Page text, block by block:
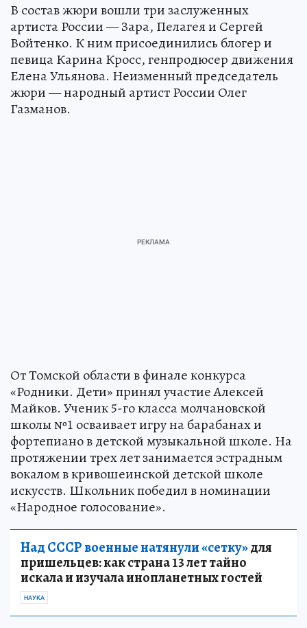
В состав жюри вошли три заслуженных
артиста России — Зара, Пелагея и Сергей
Войтенко. К ним присоединились блогер и
певица Карина Кросс, генпродюсер движения
Елена Ульянова. Неизменный председатель
жюри — народный артист России Олег
Газманов.
От Томской области в финале конкурса
«Родники. Дети» принял участие Алексей
Майков. Ученик 5-го класса молчановской
школы №1 осваивает игру на барабанах и
фортепиано в детской музыкальной школе. На
протяжении трех лет занимается эстрадным
вокалом в кривошеинской детской школе
искусств. Школьник победил в номинации
«Народное голосование».
Над СССР военные натянули «сетку»для
пришельцев: как страна 13 лет тайно
искала и изучала инопланетных гостей
НАУКА